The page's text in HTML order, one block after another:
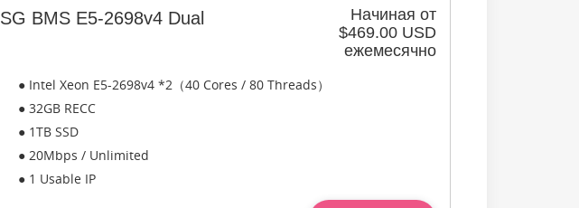
Начиная от
$469.00 USD
ежемесячно
SG BMS E5-2698v4 Dual
● Intel Xeon E5-2698v4 *2（40 Cores / 80 Threads）
● 32GB RECC
● 1TB SSD
● 20Mbps / Unlimited
● 1 Usable IP